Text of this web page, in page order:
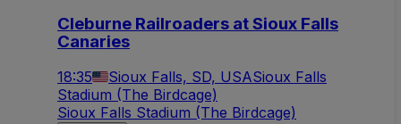
Cleburne Railroaders at Sioux Falls
Canaries
18:35 Sioux Falls, SD, USASioux Falls
Stadium (The Birdcage)
Sioux Falls Stadium (The Birdcage)